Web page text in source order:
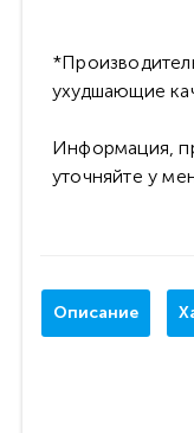
ухудшающие
Информация,
уточняйте у
Описание